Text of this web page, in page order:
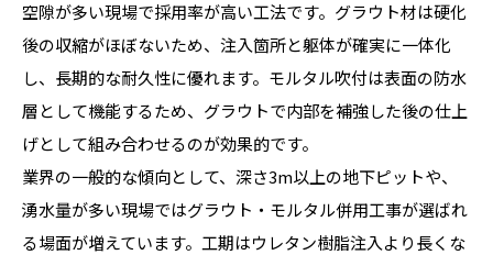
空隙が多い現場で採用率が高い工法です。グラウト材は硬化
後の収縮がほぼないため、注入箇所と躯体が確実に一体化
し、長期的な耐久性に優れます。モルタル吹付は表面の防水
層として機能するため、グラウトで内部を補強した後の仕上
げとして組み合わせるのが効果的です。
業界の一般的な傾向として、深さ3m以上の地下ピットや、
湧水量が多い現場ではグラウト・モルタル併用工事が選ばれ
る場面が増えています。工期はウレタン樹脂注入より長くな